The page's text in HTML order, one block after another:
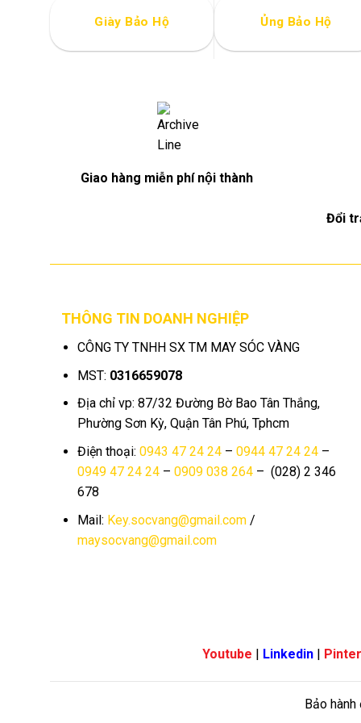
Giày Bảo Hộ Ủng Bảo Hộ
Giao hàng miễn phí nội thành
Đổi
THÔNG TIN DOANH NGHIỆP
CÔNG TY TNHH SX TM MAY SÓC VÀNG
MST: 0316659078
Địa chỉ vp: 87/32 Đường Bờ Bao Tân Thắng,
Phường Sơn Kỳ, Quận Tân Phú, Tphcm
Điện thoại:0943 47 24 24 –0944 47 24 24 –
0949 47 24 24 –0909 038 264 – (028) 2 346
678
Mail: Key.socvang@gmail.com /
maysocvang@gmail.com
Youtube | Linkedin |
Bảo